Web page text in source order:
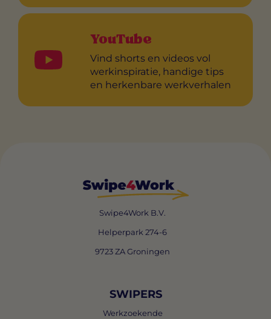
YouTube
Vind shorts en videos vol
werkinspiratie, handige tips
en herkenbare werkverhalen
Swipe4Work B.V.
Helperpark 274-6
9723 ZA Groningen
SWIPERS
Werkzoekende